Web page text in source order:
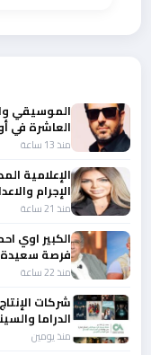
الموسيقي
العاشرة في
منذ 13 ساعة
الإعلامية
الإجرام
منذ 21 ساعة
الكبير اوي
فرصة سعيدة
منذ 22 ساعة
شركات
الدراما
منذ يومين